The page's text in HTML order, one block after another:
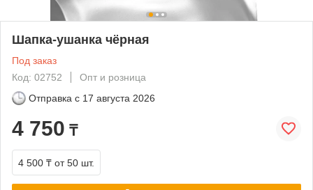
Шапка-ушанка чёрная
Под заказ
Код: 02752
Опт и розница
Отправка с 17 августа 2026
4 750 ₸
4 500 ₸ от 50 шт.